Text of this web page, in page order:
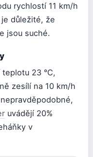
rychlostí 11 km/h
důležité, že
jsou suché.
23 °C,
zesílí na 10 km/h
uvádějí 20%
v